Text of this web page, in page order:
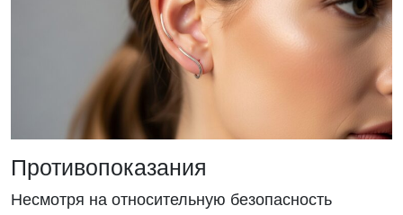
Противопоказания
Несмотря на относительную безопасность